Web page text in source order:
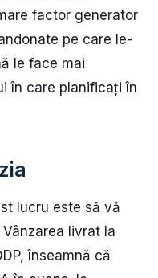
factor generator
pe care le-
le face mai
în care planificați în
lucru este să vă
livrat la
înseamnă că